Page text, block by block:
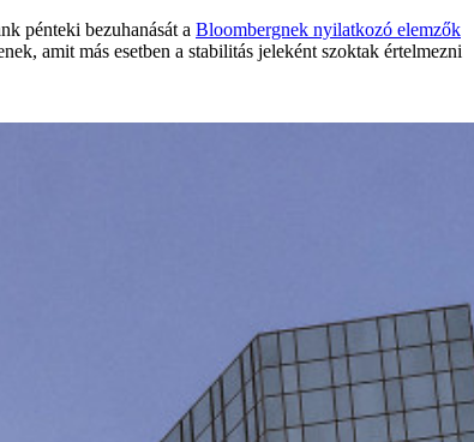
pénteki bezuhanását a Bloombergnek nyilatkozó elemzők
amit más esetben a stabilitás jeleként szoktak értelmezni